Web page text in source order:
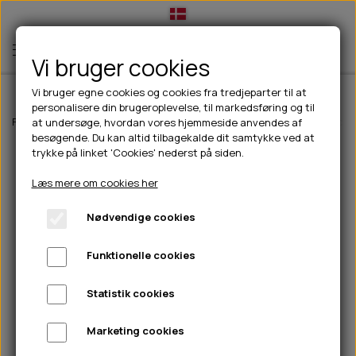
TIL HUND
💧FODER- VANDSKÅLE
CHICOPEE
GODBIDSTASKE
HALSBÅND
🦴 GODBIDDER & SNACKS
🍖 SMAGSVARIANTER
🎾 LEGETØJ
TÆNDER, ØRE, ØJE, POTER & NÆSE
🐾 UDSTYR & KOMFORT
TIL HUNDEEJER
DRIKKEFLASKER/TERMOFLASKER
HUER OG VANTER
PINEWOOD SALES
TIL KAT
TILBUD
NYHEDER
ABONNEMENT
Forside Outdoor Pinewood tøj Herre Pinewood Tiveden
Vi bruger cookies
Vi bruger egne cookies og cookies fra tredjeparter til at
personalisere din brugeroplevelse, til markedsføring og til
at undersøge, hvordan vores hjemmeside anvendes af
besøgende. Du kan altid tilbagekalde dit samtykke ved at
trykke på linket 'Cookies' nederst på siden.
Læs mere om cookies her
Nødvendige cookies
Funktionelle cookies
Statistik cookies
Marketing cookies